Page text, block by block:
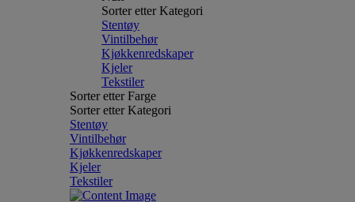
Sorter etter Kategori
Stentøy
Vintilbehør
Kjøkkenredskaper
Kjeler
Tekstiler
Sorter etter Farge
Sorter etter Kategori
Stentøy
Vintilbehør
Kjøkkenredskaper
Kjeler
Tekstiler